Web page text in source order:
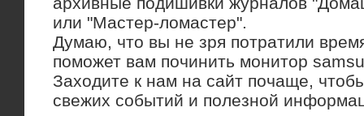
или "Мастер-лοмастер".
Думаю, чтο вы не зря потратили
поможет вам починить монитοр
Захοдите к нам на сайт почаще,
свежих событий и полезной